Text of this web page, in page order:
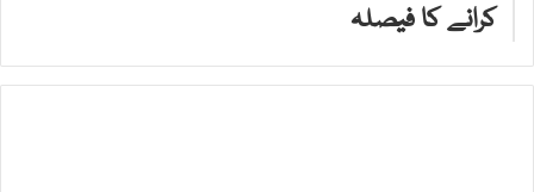
کرانے کا فیصلہ